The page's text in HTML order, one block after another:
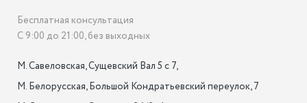
Бесплатная консультация
С 9:00 до 21:00, без выходных
М. Савеловская, Сущевский Вал 5 с 7,
М. Белорусская, Большой Кондратьевский переулок, 7